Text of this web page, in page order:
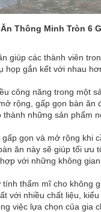
Thông Minh Tròn 6
giúp các thành viên
họp gắn kết với nhau
công năng trong một
rộng, gấp gọn bàn ăn
thành những sản phẩm
gấp gọn và mở rộng khi
ăn này sẽ giúp tối ưu
với những không
thẩm mĩ cho không
với nhiều chất liệu,
việc lựa chọn của gia